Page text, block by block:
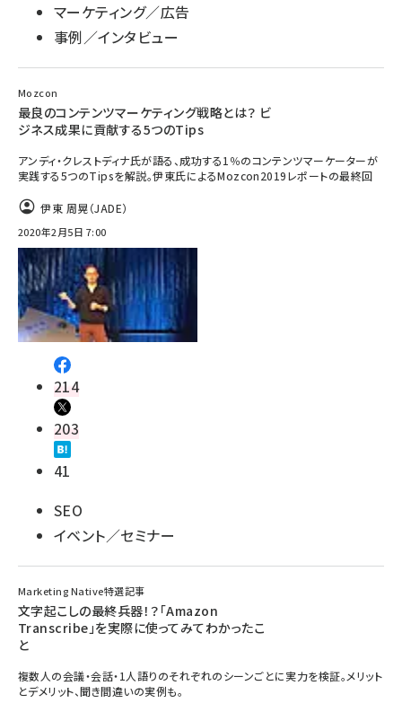
マーケティング／広告
事例／インタビュー
Mozcon
最良のコンテンツマーケティング戦略とは？ ビ
ジネス成果に貢献する5つのTips
アンディ・クレストディナ氏が語る、成功する1％のコンテンツマーケーターが
実践する5つのTipsを解説。伊東氏によるMozcon2019レポートの最終回
伊東 周晃（JADE）
2020年2月5日 7:00
214
203
41
SEO
イベント／セミナー
Marketing Native特選記事
文字起こしの最終兵器！？「Amazon
Transcribe」を実際に使ってみてわかったこ
と
複数人の会議・会話・1人語りのそれぞれのシーンごとに実力を検証。メリット
とデメリット、聞き間違いの実例も。